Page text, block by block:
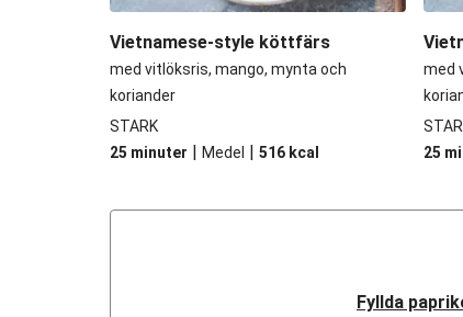
Vietnamese-style köttfärs
med vitlöksris, mango, mynta och
koriander
STARK
25 minuter | Medel | 516 kcal
med
25
Fyllda